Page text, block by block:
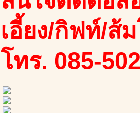
เอี้ยง/กิฟท์/ส้
โทร. 085-